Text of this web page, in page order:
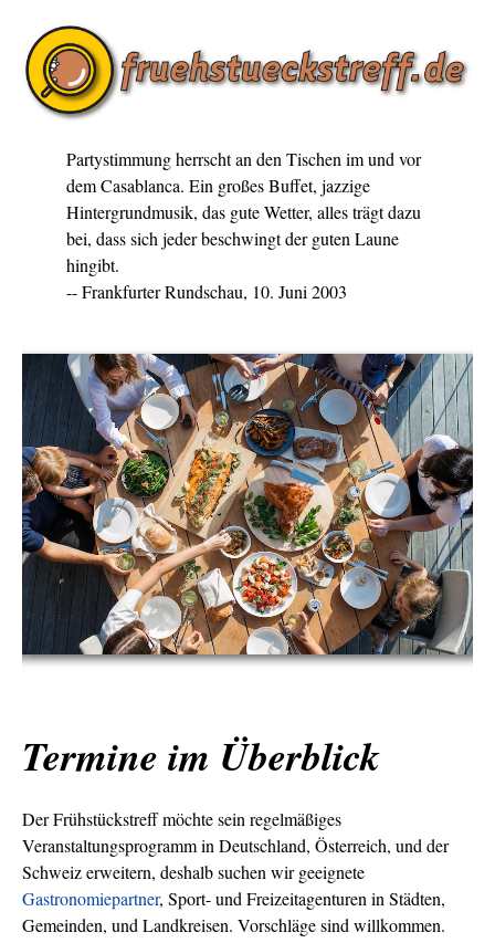
Partystimmung herrscht an den Tischen im und vor
dem Casablanca. Ein großes Buffet, jazzige
Hintergrundmusik, das gute Wetter, alles trägt dazu
bei, dass sich jeder beschwingt der guten Laune
hingibt.
-- Frankfurter Rundschau, 10. Juni 2003
Termine im Überblick
Der Frühstückstreff möchte sein regelmäßiges
Veranstaltungsprogramm in Deutschland, Österreich, und der
Schweiz erweitern, deshalb suchen wir geeignete
Gastronomiepartner, Sport- und Freizeitagenturen in Städten,
Gemeinden, und Landkreisen. Vorschläge sind willkommen.